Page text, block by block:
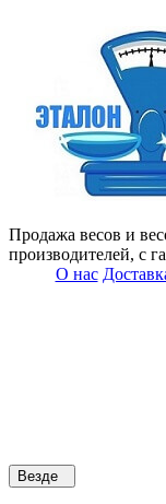
Продажа весов и
производителей, с
О нас
Везде